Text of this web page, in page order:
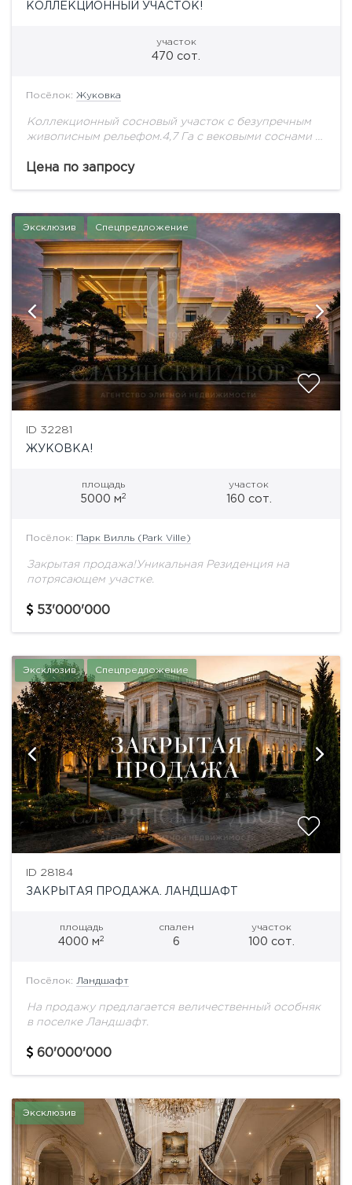
КОЛЛЕКЦИОННЫЙ УЧАСТОК!
участок
470 сот.
Посёлок: Жуковка
Коллекционный сосновый участок с безупречным
живописным рельефом.4,7 Га с вековыми соснами -
Цена по запросу
Эксклюзив Спецпредложение
ID 32281
ЖУКОВКА!
площадь
5000 м2
участок
160 сот.
Посёлок: Парк Вилль (Park Ville)
Закрытая продажа!Уникальная Резиденция на
потрясающем участке.
53'000'000
Эксклюзив Спецпредложение
ID 28184
ЗАКРЫТАЯ ПРОДАЖА. ЛАНДШАФТ
площадь
4000 м2
спален
6
участок
100 сот.
Посёлок: Ландшафт
На продажу предлагается величественный особняк
в поселке Ландшафт.
60'000'000
Эксклюзив